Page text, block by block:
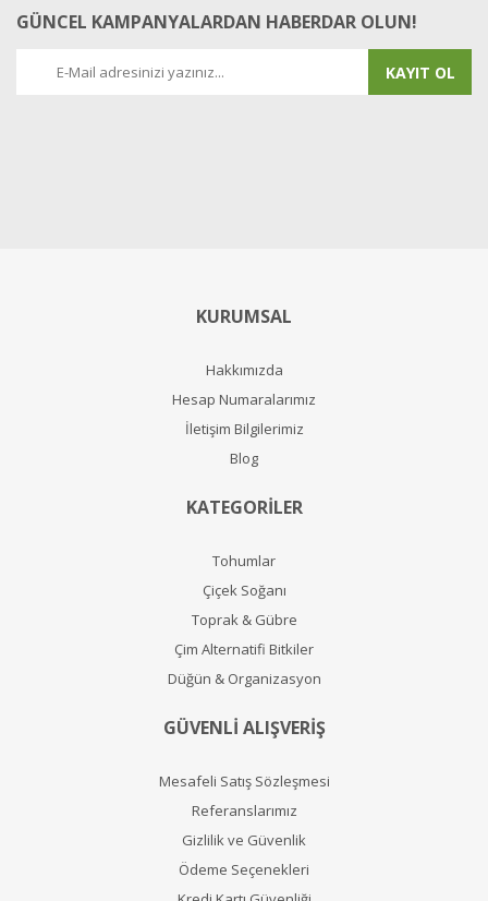
GÜNCEL KAMPANYALARDAN HABERDAR OLUN!
KAYIT OL
KURUMSAL
Hakkımızda
Hesap Numaralarımız
İletişim Bilgilerimiz
Blog
KATEGORİLER
Tohumlar
Çiçek Soğanı
Toprak & Gübre
Çim Alternatifi Bitkiler
Düğün & Organizasyon
GÜVENLİ ALIŞVERİŞ
Mesafeli Satış Sözleşmesi
Referanslarımız
Gizlilik ve Güvenlik
Ödeme Seçenekleri